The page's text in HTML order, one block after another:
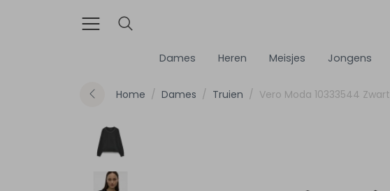
Dames Heren Meisjes Jongens
Home Dames Truien Vero Moda 10333544 Zwart